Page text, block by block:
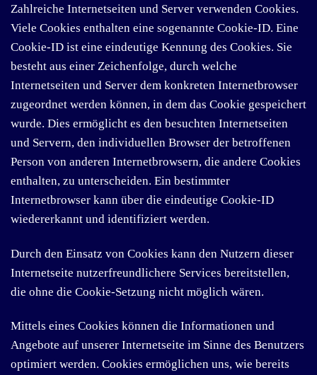
Zahlreiche Internetseiten und Server verwenden Cookies.
Viele Cookies enthalten eine sogenannte Cookie-ID. Eine
Cookie-ID ist eine eindeutige Kennung des Cookies. Sie
besteht aus einer Zeichenfolge, durch welche
Internetseiten und Server dem konkreten Internetbrowser
zugeordnet werden können, in dem das Cookie gespeichert
wurde. Dies ermöglicht es den besuchten Internetseiten
und Servern, den individuellen Browser der betroffenen
Person von anderen Internetbrowsern, die andere Cookies
enthalten, zu unterscheiden. Ein bestimmter
Internetbrowser kann über die eindeutige Cookie-ID
wiedererkannt und identifiziert werden.
Durch den Einsatz von Cookies kann den Nutzern dieser
Internetseite nutzerfreundlichere Services bereitstellen,
die ohne die Cookie-Setzung nicht möglich wären.
Mittels eines Cookies können die Informationen und
Angebote auf unserer Internetseite im Sinne des Benutzers
optimiert werden. Cookies ermöglichen uns, wie bereits